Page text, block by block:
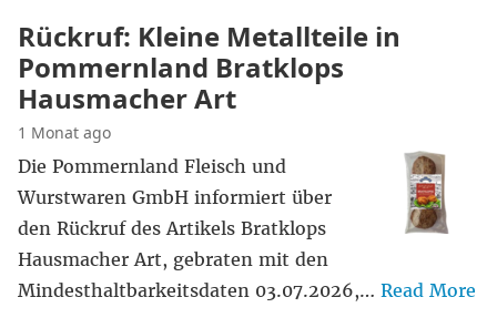
Rückruf: Kleine Metallteile in
Pommernland Bratklops
Hausmacher Art
1 Monat ago
Die Pommernland Fleisch und
Wurstwaren GmbH informiert über
den Rückruf des Artikels Bratklops
Hausmacher Art, gebraten mit den
Mindesthaltbarkeitsdaten 03.07.2026,… Read More